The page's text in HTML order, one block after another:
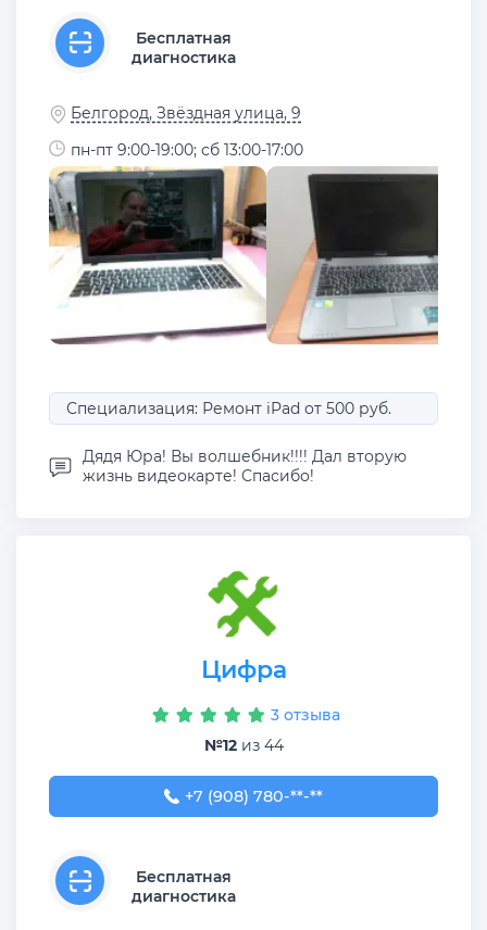
Бесплатная
диагностика
Белгород, Звёздная улица, 9
пн-пт 9:00-19:00; сб 13:00-17:00
Специализация: Ремонт iPad от 500 руб.
Дядя Юра! Вы волшебник!!!! Дал вторую
жизнь видеокарте! Спасибо!
Цифра
3 отзыва
№12из 44
+7 (908) 780-00-33
+7 (908) 780-**-**
Бесплатная
диагностика